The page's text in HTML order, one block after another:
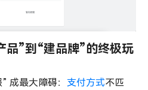
品”到“建品牌”的终极玩
成最大障碍： 支付方式不匹